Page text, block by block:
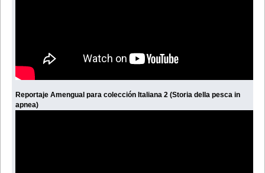
Reportaje Amengual para colección Italiana 2 (Storia della pesca in
apnea)